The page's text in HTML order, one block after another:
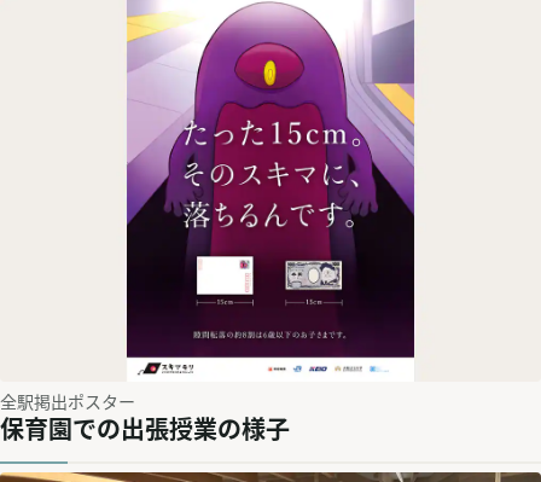
全駅掲出ポスター
保育園での出張授業の様子